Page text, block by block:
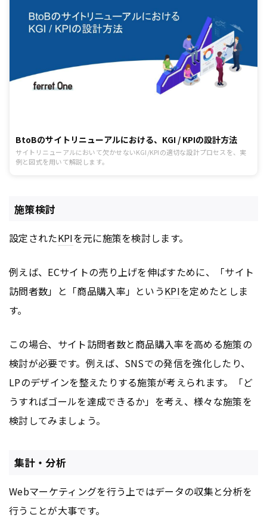
BtoBのサイトリニューアルにおける、KGI / KPIの設計方法
サイトリニューアルにおいて欠かせないKGI/KPIの適切な設計プロセスを、実
例と図式を用いて解説します。
施策検討
設定されたKPIを元に施策を検討します。
例えば、ECサイトの売り上げを伸ばすために、「サイト
訪問者数」と「商品購入率」というKPIを定めたとしま
す。
この場合、サイト訪問者数と商品購入率を高める施策の
検討が必要です。例えば、SNSでの発信を強化したり、
LPのデザインを整えたりする施策が考えられます。「ど
うすればゴールを達成できるか」を考え、様々な施策を
検討してみましょう。
集計・分析
Webマーケティングを行う上ではデータの収集と分析を
行うことが大事です。